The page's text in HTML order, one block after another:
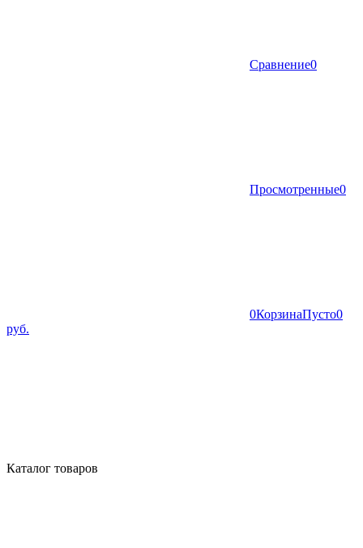
Сравнение0
Просмотренные0
0КорзинаПусто0
руб.
Каталог товаров